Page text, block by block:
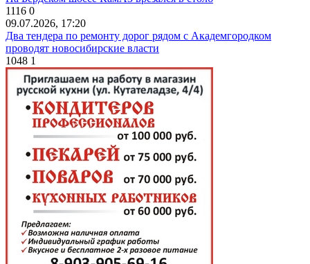
1116 0
09.07.2026, 17:20
Два тендера по ремонту дорог рядом с Академгородком
проводят новосибирские власти
1048 1